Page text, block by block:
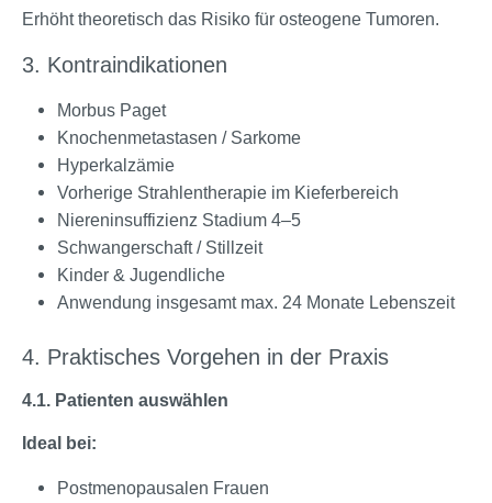
Erhöht theoretisch das Risiko für osteogene Tumoren.
3. Kontraindikationen
Morbus Paget
Knochenmetastasen / Sarkome
Hyperkalzämie
Vorherige Strahlentherapie im Kieferbereich
Niereninsuffizienz Stadium 4–5
Schwangerschaft / Stillzeit
Kinder & Jugendliche
Anwendung insgesamt max. 24 Monate Lebenszeit
4. Praktisches Vorgehen in der Praxis
4.1. Patienten auswählen
Ideal bei:
Postmenopausalen Frauen